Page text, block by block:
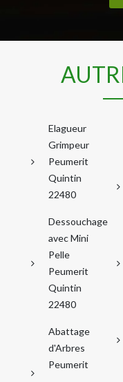
Elagueur
Grimpeur
Peumerit
Quintin
22480
Dessouchage
avec Mini
Pelle
Peumerit
Quintin
22480
Abattage
d'Arbres
Peumerit